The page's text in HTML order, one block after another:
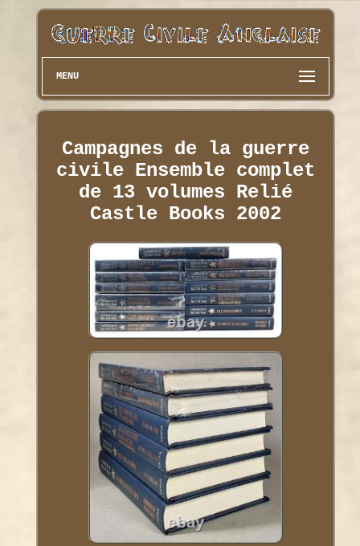
MENU
Campagnes de la guerre
civile Ensemble complet
de 13 volumes Relié
Castle Books 2002